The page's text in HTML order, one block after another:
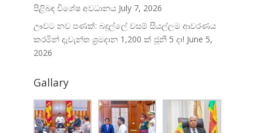
පිළිබඳ විශේෂ අවධානය July 7, 2026
ඌවට නව පණක්: බදුල්ලේ වසම් සියල්ලම ආවරණය
කරමින් දැවැන්ත ශ්‍රමදාන 1,200 ක් ජූනි 5 දා! June 5,
2026
Gallary